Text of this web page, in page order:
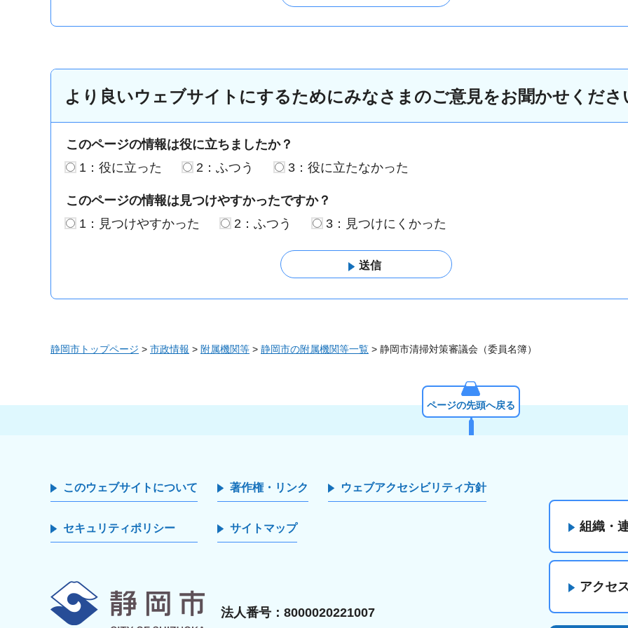
より良いウェブサイトにするためにみなさまのご意見をお聞かせくださ
このページの情報は役に立ちましたか？
1：役に立った
2：ふつう 3：役に立たなかった
このページの情報は見つけやすかったですか？
1：見つけやすかった
2：ふつう 3：見つけにくかった
静岡市トップページ > 市政情報 > 附属機関等 > 静岡市の附属機関等一覧 > 静岡市清掃対策審議会（委員名簿）
ページの先頭へ戻る
このウェブサイトについて 著作権・リンク ウェブアクセシビリティ方針
セキュリティポリシー サイトマップ
法人番号：8000020221007
組織・
アクセ